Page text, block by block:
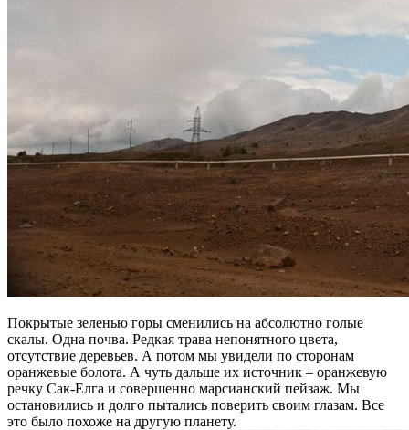
Покрытые зеленью горы сменились на абсолютно голые
скалы. Одна почва. Редкая трава непонятного цвета,
отсутствие деревьев. А потом мы увидели по сторонам
оранжевые болота. А чуть дальше их источник – оранжевую
речку Сак-Елга и совершенно марсианский пейзаж. Мы
остановились и долго пытались поверить своим глазам. Все
это было похоже на другую планету.